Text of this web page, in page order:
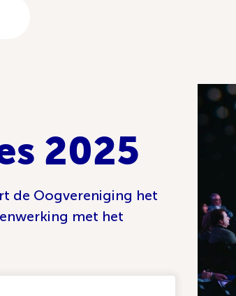
2025
de Oogvereniging het
met het